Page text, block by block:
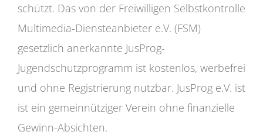
schützt. Das von der Freiwilligen Selbstkontrolle
Multimedia-Diensteanbieter e.V. (FSM)
gesetzlich anerkannte JusProg-
Jugendschutzprogramm ist kostenlos, werbefrei
und ohne Registrierung nutzbar. JusProg e.V. ist
ist ein gemeinnütziger Verein ohne finanzielle
Gewinn-Absichten.